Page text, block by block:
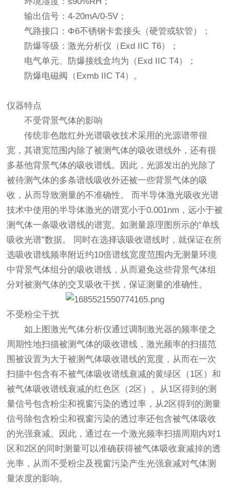
输出信号：4-20mA/0-5V；
气路接口：Φ6不锈钢卡套接头（硬管或软管）；
防爆等级：激光分析仪（Exd IIC T6）；
电气单元、防爆接线盒均为（Exd IIC T4）；
防爆电磁阀（Exmb IIC T4）。
仪器特点
不受背景气体的影响
传统非色散红外光谱吸收技术采用的光源谱带很
宽，其谱宽范围内除了被测气体的吸收谱线外，还有很
多基他背景气体的吸收谱线。因此，光源发出的光除了
被待测气体的多条谱线吸收外还被一些背景气体的吸
收，从而导致测量的不准确性。 而半导体激光吸收光谱
技术中使用的半导体激光的谱宽小于0.001nm，远小于被
测气体一条吸收谱线的谱宽。如测量原理图所示的“单线
吸收光谱”数据。 同时在选择该吸收谱线时，就保证在所
选吸收谱线频率附近约10倍谱线宽度范围内无测量环境
中背景气体组分的吸收谱线，从而避免这些背景气体组
分对被测气体的交叉吸收干扰，保证测量的准确性。
不受粉尘干扰
如上图激光气体分析仪通过调制激光器的频率使之
周期性地扫描被测气体的吸收谱线，激光频率的扫描范
围被设置为大于被测气体吸收谱线的宽度，从而在一次
扫描中包含有不被气体吸收谱线衰减的黄绿区（1区）和
被气体吸收谱线衰减的红色区（2区）。从1区得到的测
量信号包含粉尘和视窗污染的透过率，从2区得到的测量
信号除包含粉尘和视窗污染的透过率还包含被气体吸收
的光强衰减。因此，通过在一个激光频率扫描周期内对1
区和2区的同时测量可以准确获得被气体吸收衰减掉的透
光率，从而不受粉尘及视窗污染产生光强衰减对气体测
量浓度的影响。